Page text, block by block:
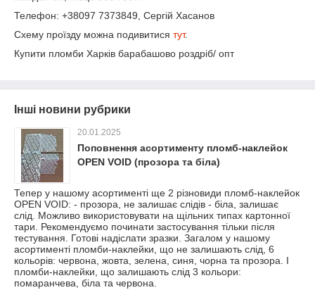
Телефон: +38097 7373849, Сергій Хасанов
Схему проїзду можна подивитися тут.
Купити пломби Харків барабашово роздріб/ опт
Інші новини рубрики
20.01.2025
Поповнення асортименту пломб-наклейок
OPEN VOID (прозора та біла)
Тепер у нашому асортименті ще 2 різновиди пломб-наклейок
OPEN VOID: - прозора, не залишає слідів - біла, залишає
слід. Можливо використовувати на щільних типах картонної
тари. Рекомендуємо починати застосування тільки після
тестування. Готові надіслати зразки. Загалом у нашому
асортименті пломби-наклейки, що не залишають слід, 6
кольорів: червона, жовта, зелена, синя, чорна та прозора. І
пломби-наклейки, що залишають слід 3 кольори:
помаранчева, біла та червона.